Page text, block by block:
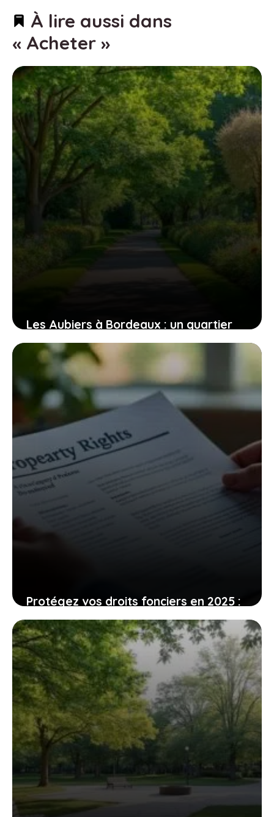
À lire aussi dans
« Acheter »
Les Aubiers à Bordeaux : un quartier
en pleine mutation, entre atouts et
défis
6 août 2026
Protégez vos droits fonciers en 2025 :
guide pour borner un terrain, avec
détails sur les coûts
5 août 2026